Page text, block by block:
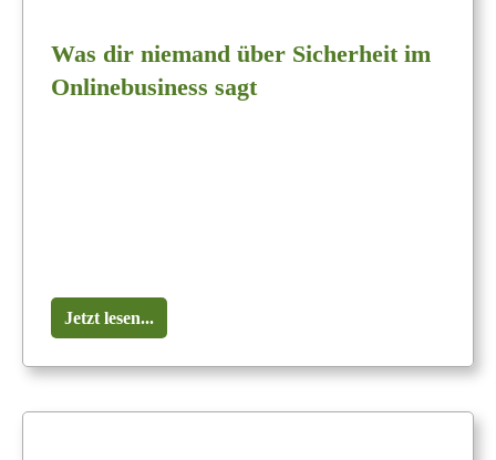
Was dir niemand über Sicherheit im
Onlinebusiness sagt
Jetzt lesen...